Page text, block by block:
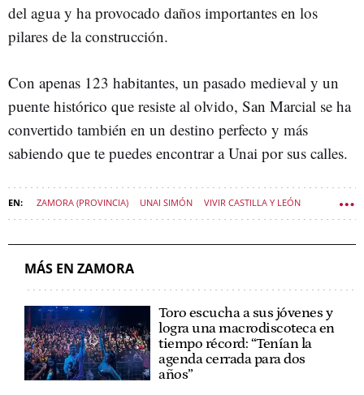
del agua y ha provocado daños importantes en los
pilares de la construcción.
Con apenas 123 habitantes, un pasado medieval y un
puente histórico que resiste al olvido, San Marcial se ha
convertido también en un destino perfecto y más
sabiendo que te puedes encontrar a Unai por sus calles.
ZAMORA (PROVINCIA) UNAI SIMÓN VIVIR CASTILLA Y LEÓN
MÁS EN ZAMORA
Toro escucha a sus jóvenes y
logra una macrodiscoteca en
tiempo récord: “Tenían la
agenda cerrada para dos
años”